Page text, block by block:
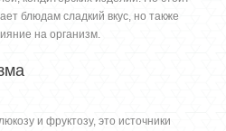
блюдам сладкий вкус, но также
на организм.
и фруктозу, это источники